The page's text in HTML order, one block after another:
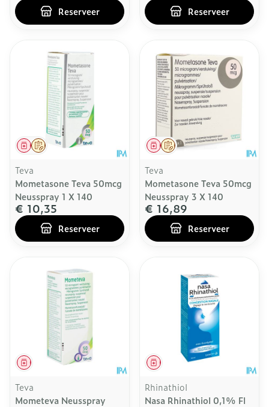
Reserveer Reserveer
Op voorschrift
Geneesmiddel
Teva
Mometasone Teva 50mcg
Neusspray 1 X 140
€ 10,35
Reserveer
Op voorschrift
Geneesmiddel
Teva
Mometasone Teva 50mcg
Neusspray 3 X 140
€ 16,89
Reserveer
Geneesmiddel
Teva
Mometeva Neusspray
Geneesmiddel
Rhinathiol
Nasa Rhinathiol 0,1% Fl